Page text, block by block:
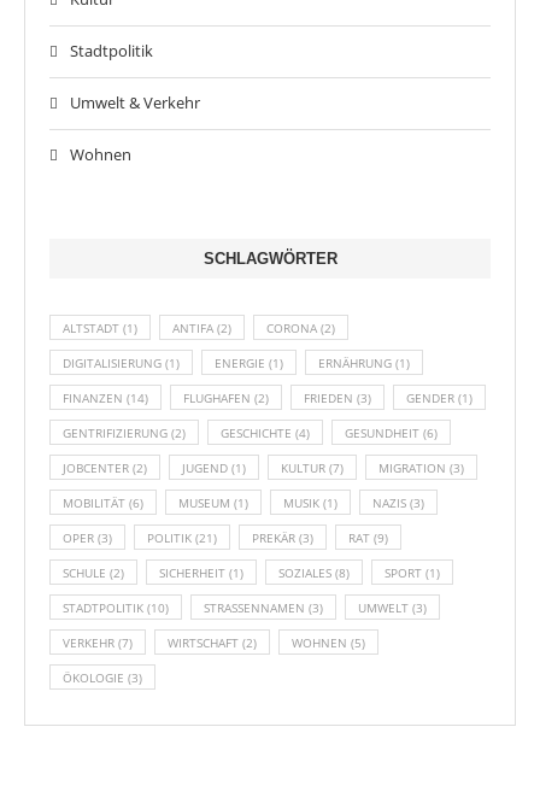
Stadtpolitik
Umwelt & Verkehr
Wohnen
SCHLAGWÖRTER
ALTSTADT (1) ANTIFA (2) CORONA (2)
DIGITALISIERUNG (1) ENERGIE (1) ERNÄHRUNG (1)
FINANZEN (14) FLUGHAFEN (2) FRIEDEN (3) GENDER (1)
GENTRIFIZIERUNG (2) GESCHICHTE (4) GESUNDHEIT (6)
JOBCENTER (2) JUGEND (1) KULTUR (7) MIGRATION (3)
MOBILITÄT (6) MUSEUM (1) MUSIK (1) NAZIS (3)
OPER (3) POLITIK (21) PREKÄR (3) RAT (9)
SCHULE (2) SICHERHEIT (1) SOZIALES (8) SPORT (1)
STADTPOLITIK (10) STRASSENNAMEN (3) UMWELT (3)
VERKEHR (7) WIRTSCHAFT (2) WOHNEN (5)
ÖKOLOGIE (3)